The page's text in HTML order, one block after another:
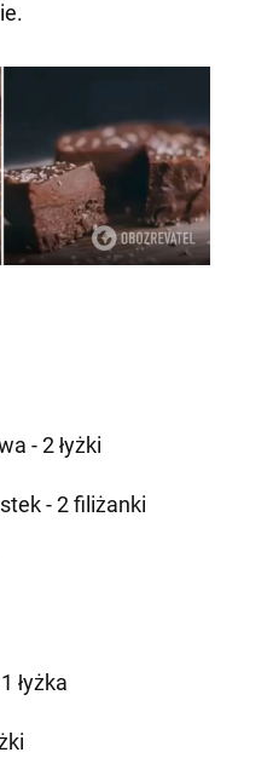
- 2 łyżki
- 2 filiżanki
łyżka